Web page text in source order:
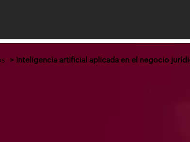
Inteligencia artificial aplicada en el negocio